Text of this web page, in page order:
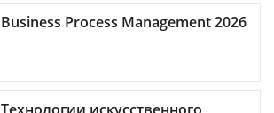
Business Process Management 2026